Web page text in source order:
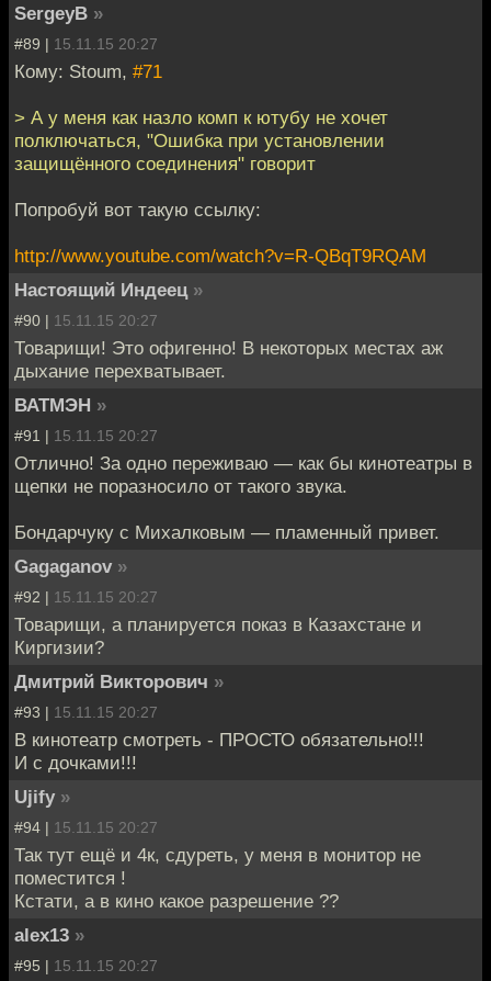
SergeyB »
#89 | 15.11.15 20:27
Кому: Stoum, #71
> А у меня как назло комп к ютубу не хочет
полключаться, "Ошибка при установлении
защищённого соединения" говорит
Попробуй вот такую ссылку:
http://www.youtube.com/watch?v=R-QBqT9RQAM
Настоящий Индеец »
#90 | 15.11.15 20:27
Товарищи! Это офигенно! В некоторых местах аж
дыхание перехватывает.
ВАТМЭН »
#91 | 15.11.15 20:27
Отлично! За одно переживаю — как бы кинотеатры в
щепки не поразносило от такого звука.
Бондарчуку с Михалковым — пламенный привет.
Gagaganov »
#92 | 15.11.15 20:27
Товарищи, а планируется показ в Казахстане и
Киргизии?
Дмитрий Викторович »
#93 | 15.11.15 20:27
В кинотеатр смотреть - ПРОСТО обязательно!!!
И с дочками!!!
Ujify »
#94 | 15.11.15 20:27
Так тут ещё и 4к, сдуреть, у меня в монитор не
поместится !
Кстати, а в кино какое разрешение ??
alex13 »
#95 | 15.11.15 20:27